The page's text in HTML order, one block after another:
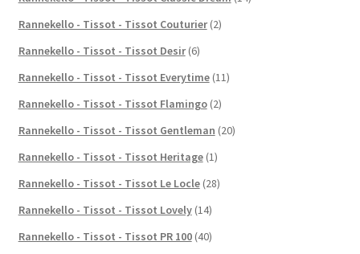
Rannekello - Tissot - Tissot Couturier (2)
Rannekello - Tissot - Tissot Desir (6)
Rannekello - Tissot - Tissot Everytime (11)
Rannekello - Tissot - Tissot Flamingo (2)
Rannekello - Tissot - Tissot Gentleman (20)
Rannekello - Tissot - Tissot Heritage (1)
Rannekello - Tissot - Tissot Le Locle (28)
Rannekello - Tissot - Tissot Lovely (14)
Rannekello - Tissot - Tissot PR 100 (40)